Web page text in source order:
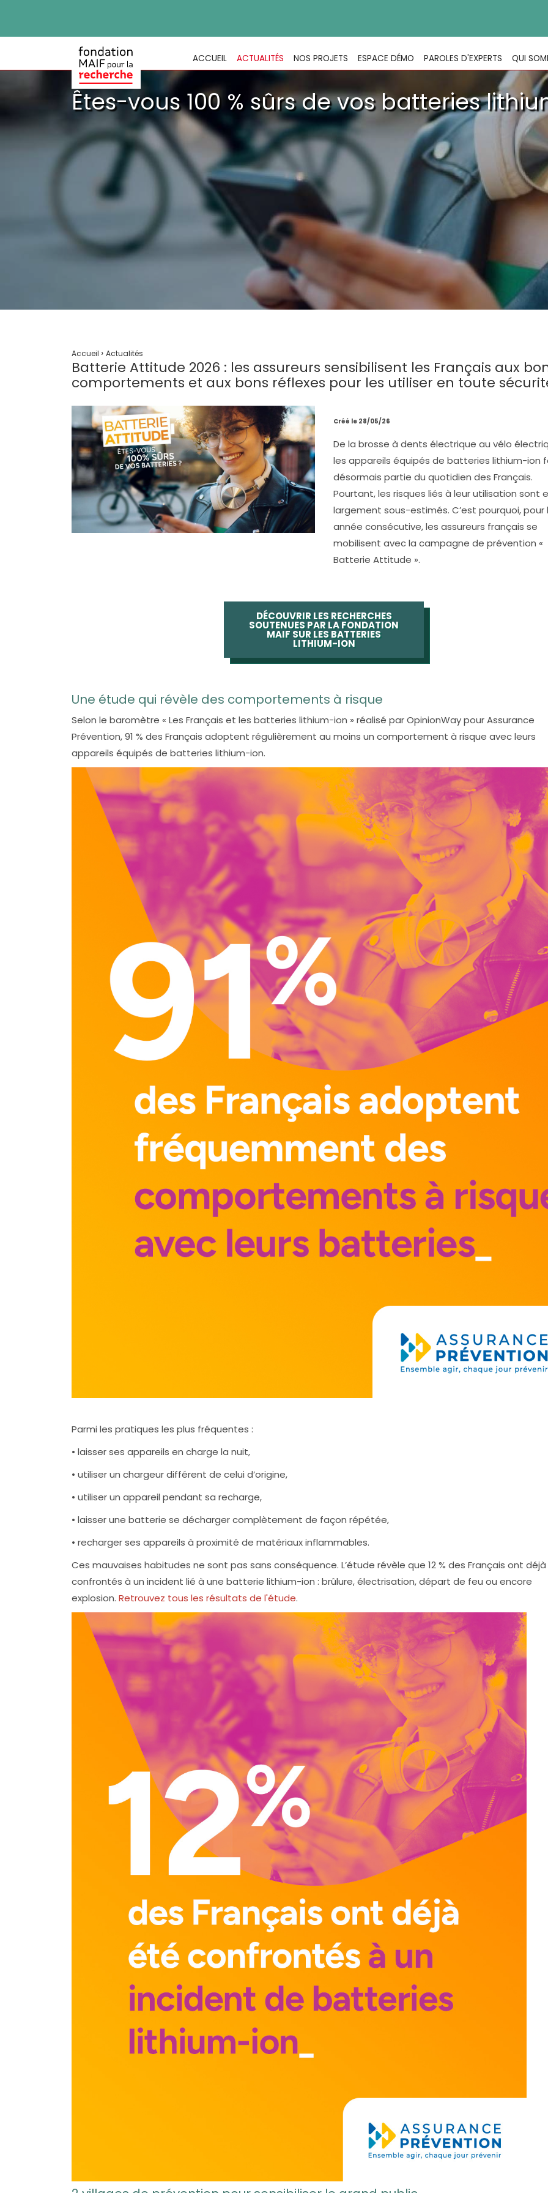
ACCUEIL ACTUALITÉS NOS PROJETS ESPACE DÉMO PAROLES D'EXPERTS QUI
Êtes-vous 100 % sûrs de vos batteries
Accueil › Actualités
Batterie Attitude 2026 : les assureurs sensibilisent les Français aux
comportements et aux bons réflexes pour les utiliser en toute
Créé le 28/05/26
De la brosse à dents électrique au vélo
les appareils équipés de batteries lithium-ion
désormais partie du quotidien des Français.
Pourtant, les risques liés à leur utilisation sont
largement sous-estimés. C’est pourquoi, pour
année consécutive, les assureurs français se
mobilisent avec la campagne de prévention «
Batterie Attitude ».
DÉCOUVRIR LES RECHERCHES
SOUTENUES PAR LA FONDATION
MAIF SUR LES BATTERIES
LITHIUM-ION
Une étude qui révèle des comportements à risque
Selon le baromètre « Les Français et les batteries lithium-ion » réalisé par OpinionWay pour Assurance
Prévention, 91 % des Français adoptent régulièrement au moins un comportement à risque avec leurs
appareils équipés de batteries lithium-ion.
Parmi les pratiques les plus fréquentes :
• laisser ses appareils en charge la nuit,
• utiliser un chargeur différent de celui d’origine,
• utiliser un appareil pendant sa recharge,
• laisser une batterie se décharger complètement de façon répétée,
• recharger ses appareils à proximité de matériaux inflammables.
Ces mauvaises habitudes ne sont pas sans conséquence. L’étude révèle que 12 % des Français ont
confrontés à un incident lié à une batterie lithium-ion : brûlure, électrisation, départ de feu ou encore
explosion. Retrouvez tous les résultats de l'étude.